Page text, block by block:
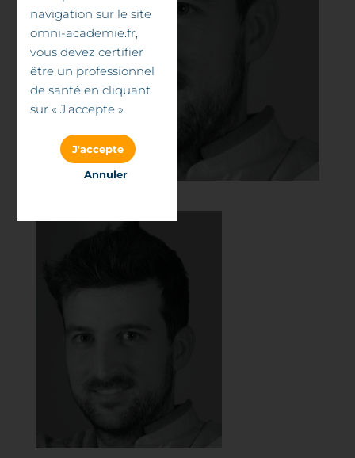
navigation sur le site
omni-academie.fr,
vous devez certifier
être un professionnel
de santé en cliquant
sur « J’accepte ».